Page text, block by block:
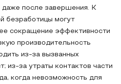
даже после завершения. К
безработицы могут
сокращение эффективности
производительность
из-за вызванных
из-за утраты контактов части
когда невозможность для